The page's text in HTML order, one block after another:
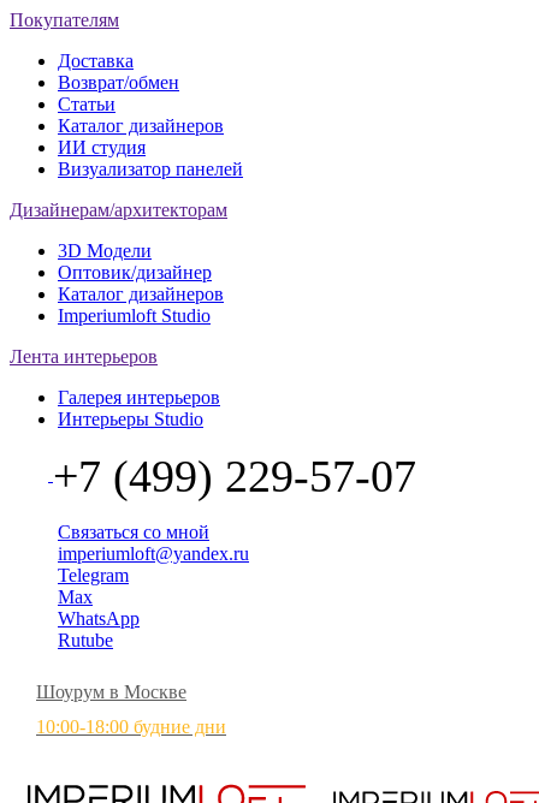
Покупателям
Доставка
Возврат/обмен
Статьи
Каталог дизайнеров
ИИ студия
Визуализатор панелей
Дизайнерам/архитекторам
3D Модели
Оптовик/дизайнер
Каталог дизайнеров
Imperiumloft Studio
Лента интерьеров
Галерея интерьеров
Интерьеры Studio
+7 (499) 229-57-07
Связаться со мной
imperiumloft@yandex.ru
Telegram
Max
WhatsApp
Rutube
Шоурум в Москве
10:00-18:00 будние дни